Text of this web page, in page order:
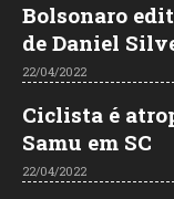
Bolsonaro
de Daniel
22/04/2022
Ciclista é
Samu em SC
22/04/2022